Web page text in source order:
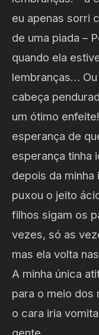
eu apenas sorri
de uma piada –
quando ela
lembranças…
cabeça
um ótimo
esperança de
esperança tinha
depois da minha
puxou o jeito
filhos sigam os
vezes, só as
mas ela volta
A minha única
para o meio dos
o cara iria
gente.